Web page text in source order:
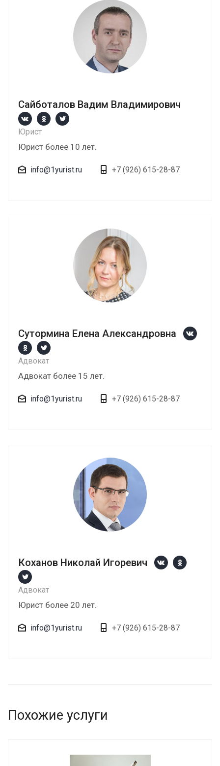
Сайботалов Вадим Владимирович
Юрист
Юрист более 10 лет.
info@1yurist.ru +7 (926) 615-28-87
Сутормина Елена Александровна
Адвокат
Адвокат более 15 лет.
info@1yurist.ru +7 (926) 615-28-87
Коханов Николай Игоревич
Адвокат
Юрист более 20 лет.
info@1yurist.ru +7 (926) 615-28-87
Похожие услуги